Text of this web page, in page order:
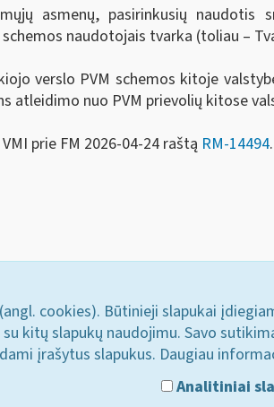
asmenų, pasirinkusių
naudotojais tvarka (toliau –
verslo PVM schemos kitoje
atleidimo nuo PVM prievolių kitose
prie FM 2026-04-24 raštą RM-14494.
(angl. cookies). Būtinieji slapukai
kitų slapukų naudojimu. Savo
įrašytus slapukus. Daugiau
Analitiniai